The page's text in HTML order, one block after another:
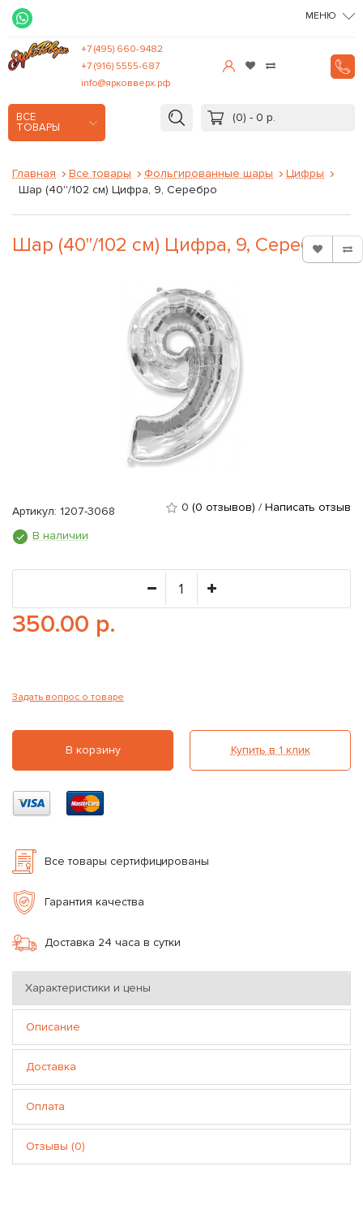
МЕНЮ
+7 (495) 660-9482
+7 (916) 5555-687
info@ярковверх.рф
ВСЕ
ТОВАРЫ
(0) - 0 р.
Главная Все товары Фольгированные шары
Цифры
Шар (40''/102 см) Цифра, 9, Серебро
Шар (40''/102 см) Цифра, 9, Серебро
Артикул: 1207-3068 0 (0 отзывов) / Написать отзыв
В наличии
350.00 р.
Задать вопрос о товаре
В корзину Купить в 1 клик
Все товары сертифицированы
Гарантия качества
Доставка 24 часа в сутки
Характеристики и цены
Описание
Доставка
Оплата
Отзывы (0)